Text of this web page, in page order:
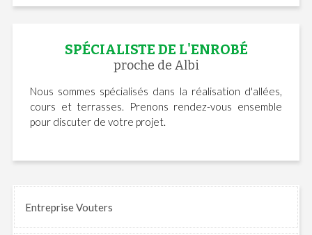
SPÉCIALISTE DE L'ENROBÉ
proche de Albi
Nous sommes spécialisés dans la réalisation d'allées,
cours et terrasses. Prenons rendez-vous ensemble
pour discuter de votre projet.
Entreprise Vouters